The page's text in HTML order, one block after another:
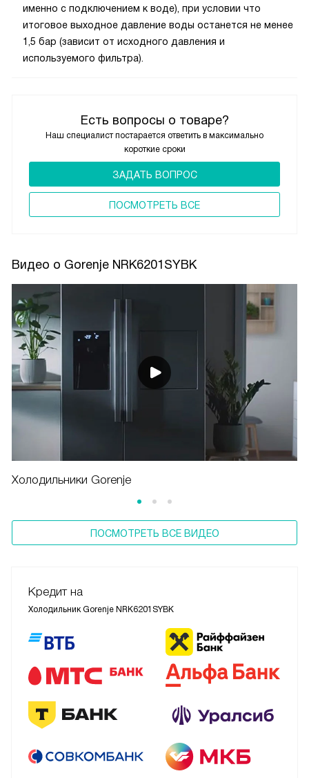
Есть вопросы о товаре?
Наш специалист постарается ответить в максимально
короткие сроки
ЗАДАТЬ ВОПРОС
ПОCМОТРЕТЬ ВСЕ
именно с подключением к воде), при условии что
итоговое выходное давление воды останется не менее
1,5 бар (зависит от исходного давления и
используемого фильтра).
Видео о Gorenje NRK6201SYBK
Холодильники Gorenje
ПОСМОТРЕТЬ ВСЕ ВИДЕО
Кредит на
Холодильник Gorenje NRK6201SYBK